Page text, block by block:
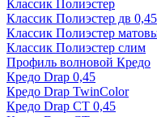
Классик Полиэстер
Классик Полиэстер дв 0,45
Классик Полиэстер
Классик Полиэстер слим
Профиль волновой Кредо
Кредо Drap 0,45
Кредо Drap TwinColor
Кредо Drap СТ 0,45